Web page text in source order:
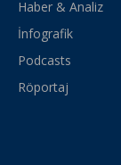
Haber & Analiz
İnfografik
Podcasts
Röportaj